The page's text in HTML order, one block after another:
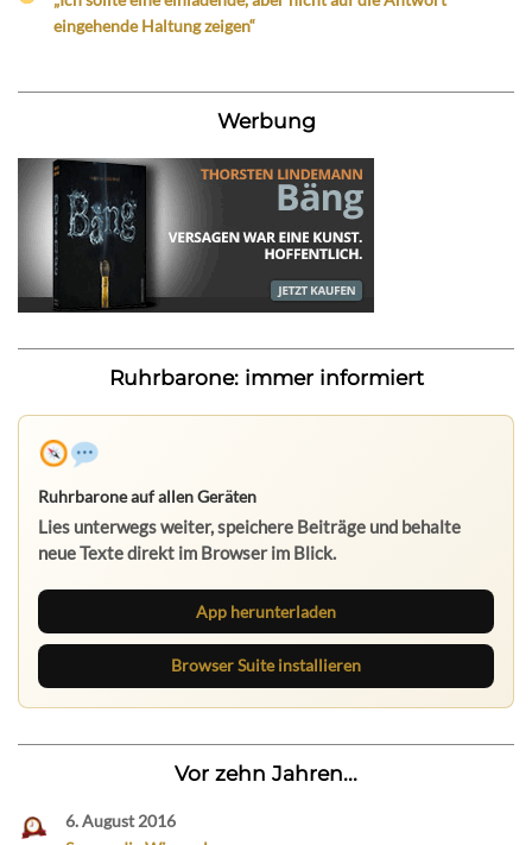
eingehende Haltung zeigen“
Werbung
Ruhrbarone: immer informiert
Ruhrbarone auf allen Geräten
Lies unterwegs weiter, speichere Beiträge und behalte
neue Texte direkt im Browser im Blick.
App herunterladen
Browser Suite installieren
Vor zehn Jahren...
6. August 2016